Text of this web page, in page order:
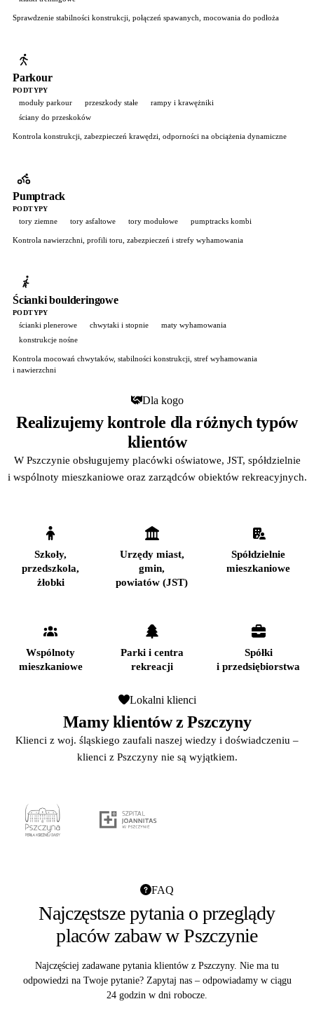
Sprawdzenie stabilności konstrukcji, połączeń spawanych, mocowania do podłoża
Parkour
PODTYPY
moduły parkour przeszkody stałe
rampy i krawężniki
ściany do przeskoków
Kontrola konstrukcji, zabezpieczeń krawędzi, odporności na obciążenia dynamiczne
Pumptrack
PODTYPY
tory ziemne tory asfaltowe tory modułowe pumptracks kombi
Kontrola nawierzchni, profili toru, zabezpieczeń i strefy wyhamowania
Ścianki boulderingowe
PODTYPY
ścianki plenerowe chwytaki i stopnie
maty wyhamowania
konstrukcje nośne
Kontrola mocowań chwytaków, stabilności konstrukcji, stref wyhamowania
i nawierzchni
Dla kogo
Realizujemy kontrole dla różnych typów
klientów
W Pszczynie obsługujemy placówki oświatowe, JST, spółdzielnie
i wspólnoty mieszkaniowe oraz zarządców obiektów rekreacyjnych.
Szkoły,
przedszkola,
żłobki
Urzędy miast,
gmin,
powiatów (JST)
Spółdzielnie
mieszkaniowe
Wspólnoty
mieszkaniowe
Parki i centra
rekreacji
Spółki
i przedsiębiorstwa
Lokalni klienci
Mamy klientów z Pszczyny
Klienci z woj. śląskiego zaufali naszej wiedzy i doświadczeniu –
klienci z Pszczyny nie są wyjątkiem.
FAQ
Najczęstsze pytania o przeglądy
placów zabaw w Pszczynie
Najczęściej zadawane pytania klientów z Pszczyny. Nie ma tu
odpowiedzi na Twoje pytanie? Zapytaj nas – odpowiadamy w ciągu
24 godzin w dni robocze.